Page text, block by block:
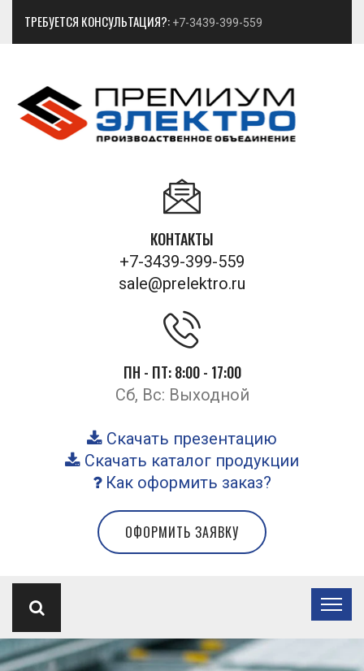
ТРЕБУЕТСЯ КОНСУЛЬТАЦИЯ?: +7-3439-399-559
КОНТАКТЫ
+7-3439-399-559
sale@prelektro.ru
ПН - ПТ: 8:00 - 17:00
Сб, Вс: Выходной
Скачать презентацию
Скачать каталог продукции
Как оформить заказ?
ОФОРМИТЬ ЗАЯВКУ